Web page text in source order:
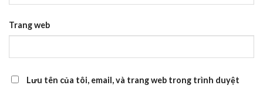
Trang web
Lưu tên của tôi, email, và trang web trong trình duyệt